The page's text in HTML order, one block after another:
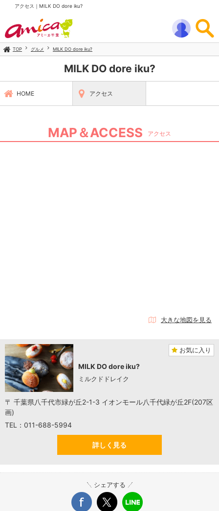
アクセス｜MILK DO dore iku?
TOP グルメ MILK DO dore iku?
MILK DO dore iku?
HOME アクセス
MAP＆ACCESS アクセス
大きな地図を見る
お気に入り
MILK DO dore iku?
ミルクドドレイク
〒 千葉県八千代市緑が丘2-1-3 イオンモール八千代緑が丘2F(207区
画)
TEL：011-688-5994
詳しく見る
シェアする